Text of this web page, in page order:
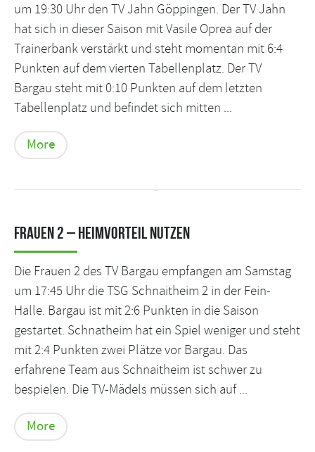
um 19:30 Uhr den TV Jahn Göppingen. Der TV Jahn
hat sich in dieser Saison mit Vasile Oprea auf der
Trainerbank verstärkt und steht momentan mit 6:4
Punkten auf dem vierten Tabellenplatz. Der TV
Bargau steht mit 0:10 Punkten auf dem letzten
Tabellenplatz und befindet sich mitten ...
More
Frauen 2 – Heimvorteil nutzen
Die Frauen 2 des TV Bargau empfangen am Samstag
um 17:45 Uhr die TSG Schnaitheim 2 in der Fein-
Halle. Bargau ist mit 2:6 Punkten in die Saison
gestartet. Schnatheim hat ein Spiel weniger und steht
mit 2:4 Punkten zwei Plätze vor Bargau. Das
erfahrene Team aus Schnaitheim ist schwer zu
bespielen. Die TV-Mädels müssen sich auf ...
More